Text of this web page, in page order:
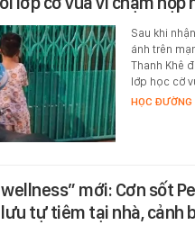
Sau khi
ánh trên
Thanh Khê
lớp học cờ
HỌC ĐƯỜNG
mới: Cơn sốt
tự tiêm tại nhà, cảnh